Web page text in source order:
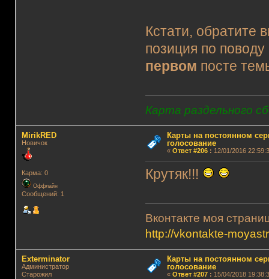
Кстати, обратите
позиция по
первом посте
Карта раздельного
MirikRED
Новичок
Карма: 0
Оффлайн
Сообщений: 1
Карты на постоянном
голосование
« Ответ #206: 12/01/2016
Крутяк!!!
Вконтакте моя
http://vkontakte-
Exterminator
Администратор
Старожил
Карты на постоянном
голосование
« Ответ #207: 15/04/2018